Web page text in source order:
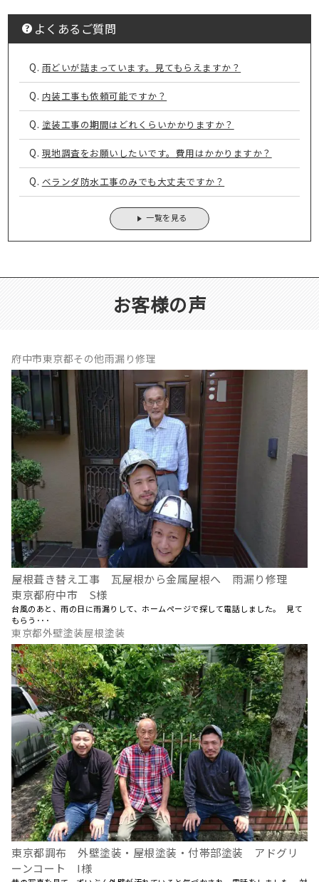
よくあるご質問
Q. 雨どいが詰まっています。見てもらえますか？
Q. 内装工事も依頼可能ですか？
Q. 塗装工事の期間はどれくらいかかりますか？
Q. 現地調査をお願いしたいです。費用はかかりますか？
Q. ベランダ防水工事のみでも大丈夫ですか？
一覧を見る
お客様の声
府中市東京都その他雨漏り修理
屋根葺き替え工事 瓦屋根から金属屋根へ 雨漏り修理
東京都府中市 S様
台風のあと、雨の日に雨漏りして、ホームページで探して電話しました。 見て
もらう･･･
東京都外壁塗装屋根塗装
東京都調布 外壁塗装・屋根塗装・付帯部塗装 アドグリ
ーンコート I様